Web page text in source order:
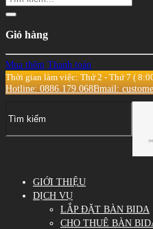
Giỏ hàng
Mua thêm Thanh toán
Thời gian làm việc: Thứ 2 - Thứ 7 (
Hotline: 0886.179.068Email:
GIỚI THIỆU
DỊCH VỤ
LẮP ĐẶT BÀN BIDA
CHO THUÊ BÀN